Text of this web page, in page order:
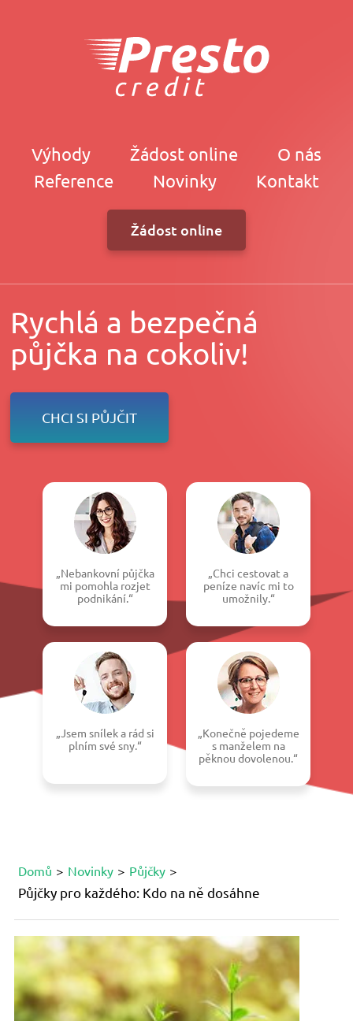
Výhody Žádost online
O nás
Reference
Novinky Kontakt
Žádost online
Rychlá a bezpečná
půjčka na cokoliv!
CHCI SI PŮJČIT
„Nebankovní půjčka
mi pomohla rozjet
podnikání.“
„Chci cestovat a
peníze navíc mi to
umožnily.“
„Jsem snílek a rád si
plním své sny.“
„Konečně pojedeme
s manželem na
pěknou dovolenou.“
Domů Novinky Půjčky
Půjčky pro každého: Kdo na ně dosáhne